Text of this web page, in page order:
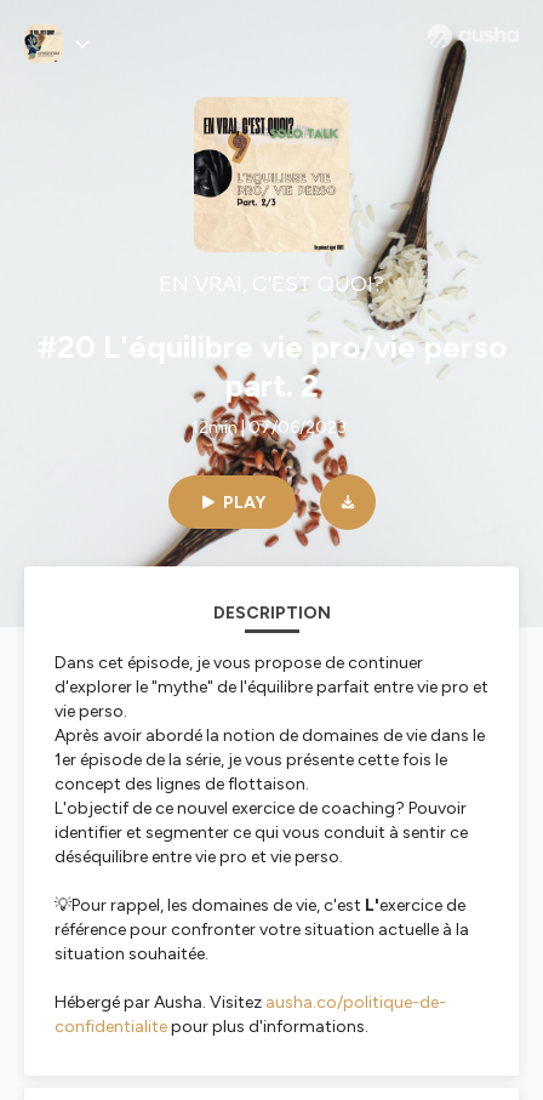
EN VRAI, C'EST QUOI?
#20 L'équilibre vie pro/vie perso
part. 2
12min | 07/06/2023
PLAY
DESCRIPTION
Dans cet épisode, je vous propose de continuer
d'explorer le "mythe" de l'équilibre parfait entre vie pro et
vie perso.
Après avoir abordé la notion de domaines de vie dans le
1er épisode de la série, je vous présente cette fois le
concept des lignes de flottaison.
L'objectif de ce nouvel exercice de coaching? Pouvoir
identifier et segmenter ce qui vous conduit à sentir ce
déséquilibre entre vie pro et vie perso.
💡Pour rappel, les domaines de vie, c'est L'exercice de
référence pour confronter votre situation actuelle à la
situation souhaitée.
Hébergé par Ausha. Visitez ausha.co/politique-de-
confidentialitepour plus d'informations.